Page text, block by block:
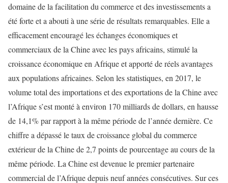
domaine de la facilitation du commerce et des investissements a
été forte et a abouti à une série de résultats remarquables. Elle a
efficacement encouragé les échanges économiques et
commerciaux de la Chine avec les pays africains, stimulé la
croissance économique en Afrique et apporté de réels avantages
aux populations africaines. Selon les statistiques, en 2017, le
volume total des importations et des exportations de la Chine avec
l’Afrique s’est monté à environ 170 milliards de dollars, en hausse
de 14,1% par rapport à la même période de l’année dernière. Ce
chiffre a dépassé le taux de croissance global du commerce
extérieur de la Chine de 2,7 points de pourcentage au cours de la
même période. La Chine est devenue le premier partenaire
commercial de l’Afrique depuis neuf années consécutives. Sur ces